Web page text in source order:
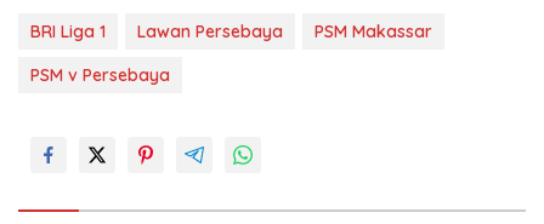
BRI Liga 1 Lawan Persebaya
PSM Makassar
PSM v Persebaya